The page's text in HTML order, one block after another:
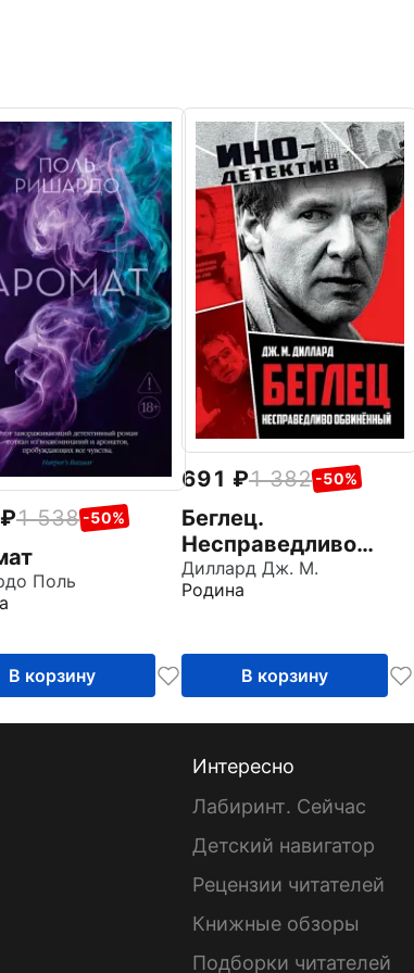
1 538 -50%
Поль
В корзину
691 1 382 -50%
Беглец.
Несправедливо
обвиненный
Диллард Дж. М.
Родина
В корзину
Интересно
Лабиринт. Сейчас
Детский навигатор
Рецензии читателей
Книжные обзоры
Подборки читателей